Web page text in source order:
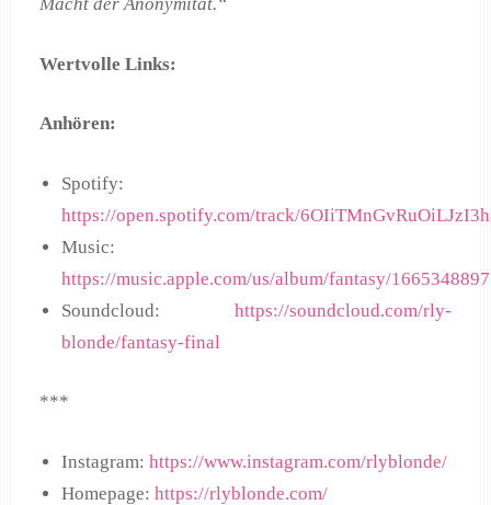
Macht der Anonymität.“
Wertvolle Links:
Anhören:
Spotify:
https://open.spotify.com/track/
Music:
https://music.apple.com/us/album/fantasy/1665348897
Soundcloud: https://soundcloud.com/rly-
blonde/fantasy-final
***
Instagram:https://www.instagram.com/rlyblonde/
Homepage:https://rlyblonde.com/